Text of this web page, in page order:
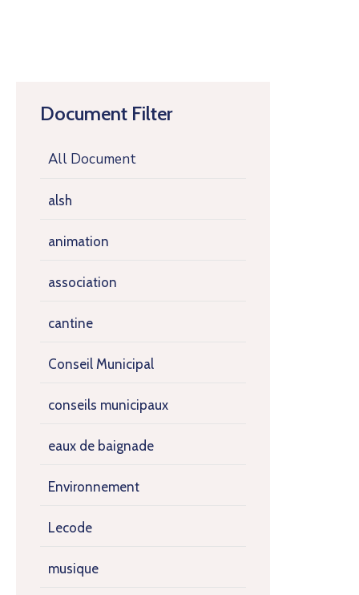
Document Filter
All Document
alsh
animation
association
cantine
Conseil Municipal
conseils municipaux
eaux de baignade
Environnement
Lecode
musique